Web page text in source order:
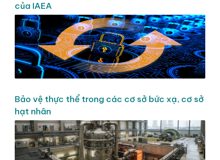
của IAEA
Bảo vệ thực thể trong các cơ sở bức xạ, cơ sở
hạt nhân